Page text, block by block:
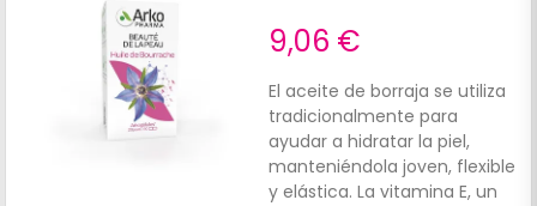
9,06 €
El aceite de borraja se utiliza
tradicionalmente para
ayudar a hidratar la piel,
manteniéndola joven, flexible
y elástica. La vitamina E, un